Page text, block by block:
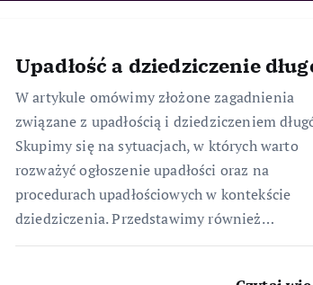
Upadłość a dziedziczenie
W artykule omówimy złożone zagadnienia
związane z upadłością i dziedziczeniem
Skupimy się na sytuacjach, w których warto
rozważyć ogłoszenie upadłości oraz na
procedurach upadłościowych w kontekście
dziedziczenia. Przedstawimy również…